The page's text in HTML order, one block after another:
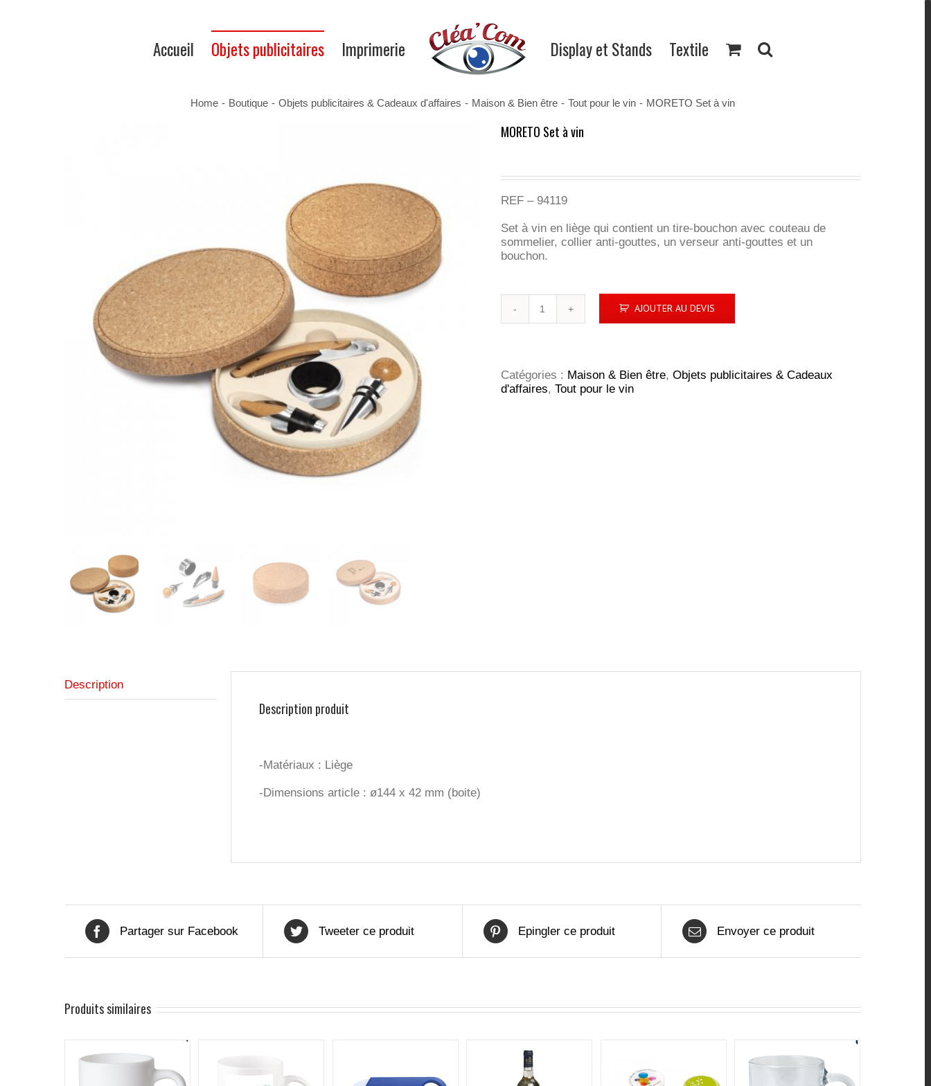
Accueil Objets publicitaires Imprimerie Display et Stands Textile
Home - Boutique - Objets publicitaires & Cadeaux d'affaires - Maison & Bien être - Tout pour le vin - MORETO Set à vin
MORETO Set à vin
REF – 94119
Set à vin en liège qui contient un tire-bouchon avec couteau de
sommelier, collier anti-gouttes, un verseur anti-gouttes et un
bouchon.
de
vin
AJOUTER AU DEVIS
Catégories : Maison & Bien être, Objets publicitaires & Cadeaux
d'affaires, Tout pour le vin
Description
Description produit
-Matériaux : Liège
-Dimensions article : ø144 x 42 mm (boite)
Partager sur Facebook Tweeter ce produit Epingler ce produit Envoyer ce produit
Produits similaires